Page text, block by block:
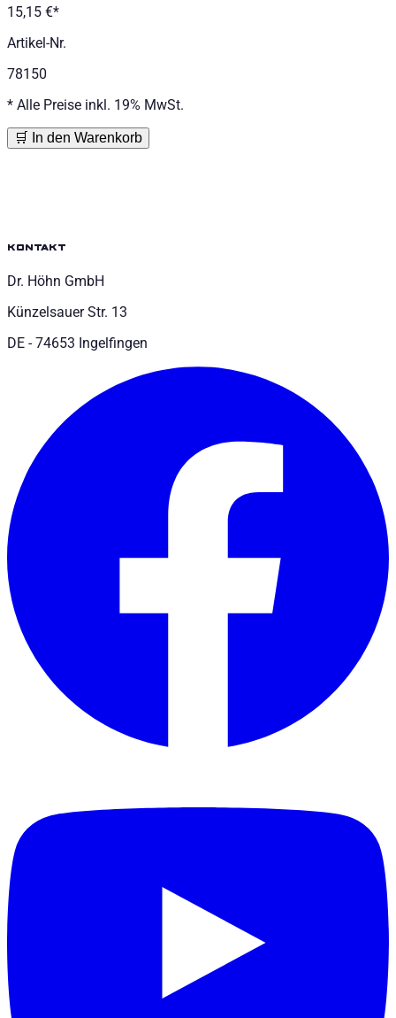
15,15 €*
Artikel-Nr.
78150
* Alle Preise inkl. 19% MwSt.
🛒 In den Warenkorb
kontakt
Dr. Höhn GmbH
Künzelsauer Str. 13
DE - 74653 Ingelfingen